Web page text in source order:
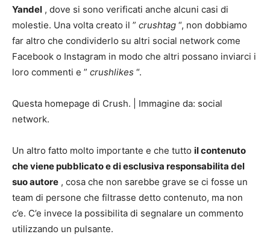
Yandel , dove si sono verificati anche alcuni casi di
molestie. Una volta creato il ” crushtag “, non dobbiamo
far altro che condividerlo su altri social network come
Facebook o Instagram in modo che altri possano inviarci i
loro commenti e ” crushlikes “.
Questa homepage di Crush.
Immagine da: social
network.
Un altro fatto molto importante e che tutto il contenuto
che viene pubblicato e di esclusiva responsabilita del
suo autore , cosa che non sarebbe grave se ci fosse un
team di persone che filtrasse detto contenuto, ma non
c’e. C’e invece la possibilita di segnalare un commento
utilizzando un pulsante.